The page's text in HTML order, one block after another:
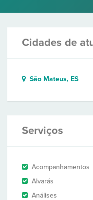
Cidades de
São Mateus, ES
Serviços
Acompanhamentos
Alvarás
Análises